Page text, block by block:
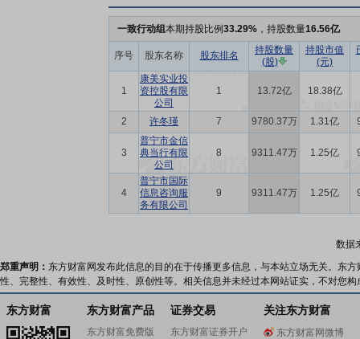
一致行动组本期持股比例33.29% ，持股数量16.56亿
序号 股东名称 股东排名
持股数量
(股)
持股市值
(元)
1
康美实业投
资控股有限
公司
1 13.72亿 18.38亿
2 许冬瑾 7 9780.37万 1.31亿
3
普宁市金信
典当行有限
公司
8 9311.47万 1.25亿
4
普宁市国际
信息咨询服
务有限公司
9 9311.47万 1.25亿
数据
郑重声明： 东方财富网发布此信息的目的在于传播更多信息，与本站立场无关。东
性、完整性、有效性、及时性、原创性等。相关信息并未经过本网站证实，不对您
东方财富 东方财富产品
东方财富免费版
证券交易
东方财富证券开户
关注东方财富
东方财富网微博